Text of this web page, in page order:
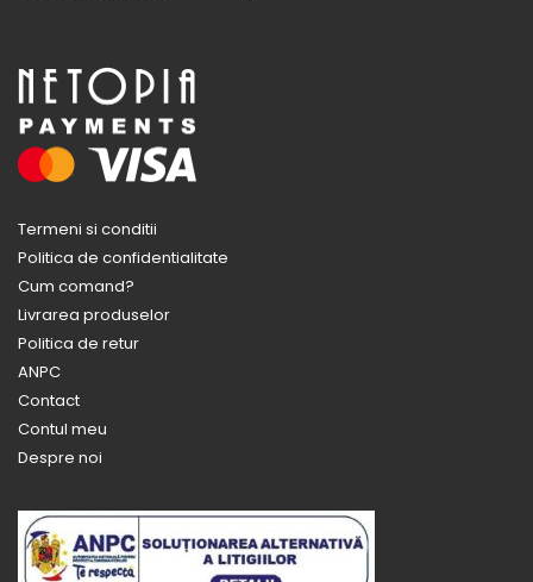
Termeni si conditii
Politica de confidentialitate
Cum comand?
Livrarea produselor
Politica de retur
ANPC
Contact
Contul meu
Despre noi